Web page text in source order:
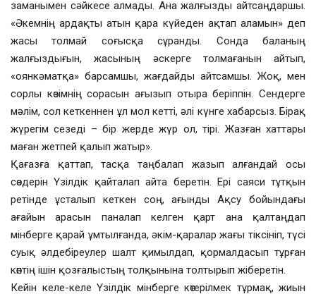
заманымен сәйкесе алмады. Ана жалғызды айтсаңдаршы.
«Әкемнің ардақты атын қара күйеден ақтап аламын» деп
жасы толмай соғысқа сұранды. Сонда баланың
жалғыздығын, жасының әскерге толмағанын айтып,
«оянкәматқа» барсамшы, жағдайды айтсамшы. Жоқ, мен
сорлы көзімнің сорасын ағызып отыра беріппін. Сендерге
мәлім, сол кеткеннен ұл мол кетті, әлі күнге хабарсыз. Бірақ
жүрегім сезеді – бір жерде жүр ол, тірі. Жазған хаттары
маған жетпей қалып жатыр».
Қағазға қаттап, тасқа таңбалап жазып алғандай осы
сөздерін Үзілдік қайталап айта беретін. Ері саяси тұтқын
ретінде ұсталып кеткен соң, ағынды Ақсу бойындағы
ағайын арасын паналап келген қарт ана қалтаңдап
мінберге қарай ұмтылғанда, әкім-қаралар жағы тіксініп, түсі
суық әлдебіреулер шалт қимылдап, қормалдасып тұрған
көптің ішін қозғалыстың толқынына толтырып жіберетін.
Кейін келе-келе Үзілдік мінберге көтерілмек тұрмақ, жиын